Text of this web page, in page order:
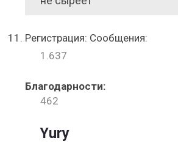
Регистрация: Сообщения:
1.637
Благодарности:
462
Yury